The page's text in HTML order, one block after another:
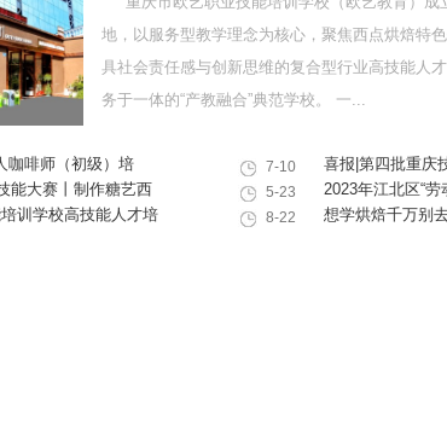
地，以服务型教学理念为核心，聚焦西点烘焙特
具社会责任感与创新思维的复合型行业高技能人
务于一体的“产教融合”典范学校。 一...
咖啡师（初级）培
活动
7-10
喜报|第四批重庆
巴渝青年技能之
技能培训学校技
能大赛丨制作糖艺西
5-23
2023年江北区“
赛，我校选手荣
训学校高技能人才培
8-22 想学烘焙千万别